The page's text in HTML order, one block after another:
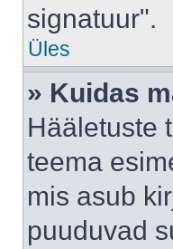
signatuur".
Üles
» Kuidas
Hääletuste
teema
mis asub
puuduvad